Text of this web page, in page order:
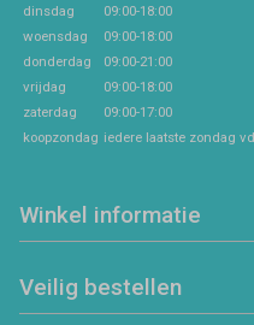
dinsdag
09:00-18:00
woensdag
09:00-18:00
donderdag
09:00-21:00
vrijdag
09:00-18:00
zaterdag
09:00-17:00
koopzondag iedere laatste zondag
Winkel informatie
Veilig bestellen